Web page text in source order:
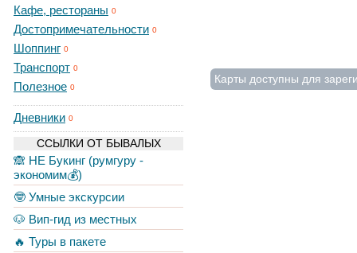
Кафе, рестораны 0
Достопримечательности 0
Шоппинг 0
Транспорт 0
Полезное 0
Дневники 0
ССЫЛКИ ОТ БЫВАЛЫХ
🙈 НЕ Букинг (румгуру -
экономим💰)
🤓 Умные экскурсии
🐶 Вип-гид из местных
🔥 Туры в пакете
Карты доступны для